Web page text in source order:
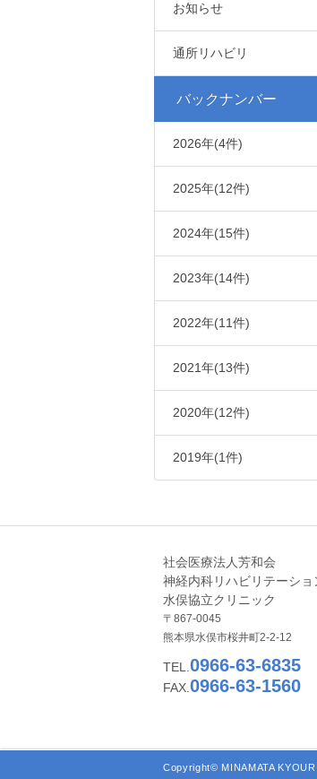
お知らせ
通所リハビリ
バックナンバー
2026年(4件)
2025年(12件)
2024年(15件)
2023年(14件)
2022年(11件)
2021年(13件)
2020年(12件)
2019年(1件)
社会医療法人芳和会
神経内科リハビリテーショ
水俣協立クリニック
〒867-0045
熊本県水俣市桜井町2-2-12
TEL. 0966-63-6835
FAX. 0966-63-1560
Copyright© MINAMATA